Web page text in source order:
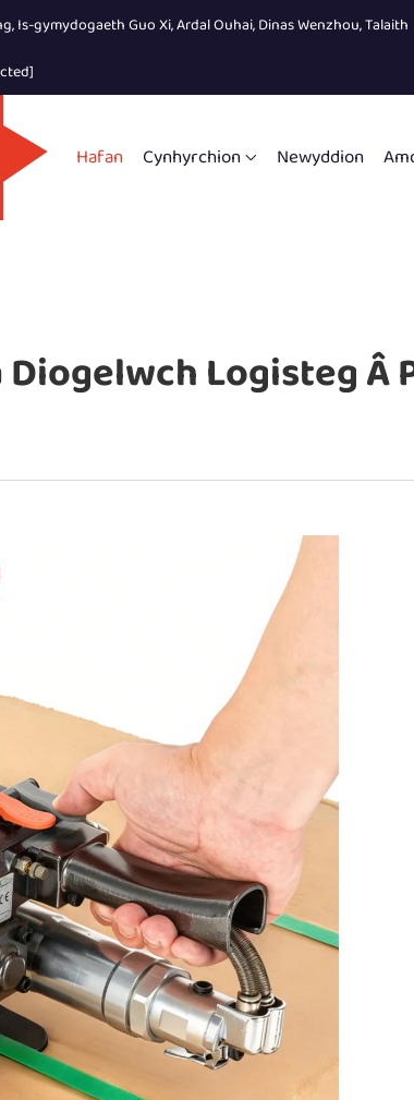
Is-gymydogaeth Guo Xi, Ardal Ouhai, Dinas Wenzhou, Talaith
Hafan Cynhyrchion Newyddion
Diogelwch Logisteg